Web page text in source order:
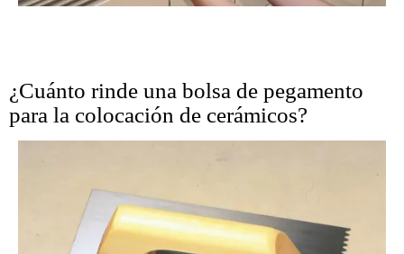
¿Cuánto rinde una bolsa de pegamento
para la colocación de cerámicos?